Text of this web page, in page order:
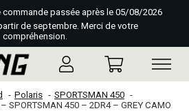
passée après le 05/08/2026
de septembre. Merci de votre
compréhension.
Polaris
SPORTSMAN 450
SPORTSMAN 450 – 2DR4 – GREY CAMO